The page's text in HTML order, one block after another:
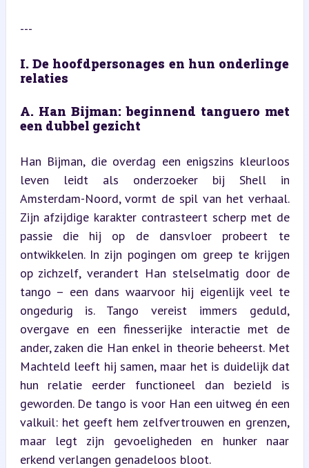
---
I. De hoofdpersonages en hun onderlinge
relaties
A. Han Bijman: beginnend tanguero met
een dubbel gezicht
Han Bijman, die overdag een enigszins kleurloos
leven leidt als onderzoeker bij Shell in
Amsterdam-Noord, vormt de spil van het verhaal.
Zijn afzijdige karakter contrasteert scherp met de
passie die hij op de dansvloer probeert te
ontwikkelen. In zijn pogingen om greep te krijgen
op zichzelf, verandert Han stelselmatig door de
tango – een dans waarvoor hij eigenlijk veel te
ongedurig is. Tango vereist immers geduld,
overgave en een finesserijke interactie met de
ander, zaken die Han enkel in theorie beheerst. Met
Machteld leeft hij samen, maar het is duidelijk dat
hun relatie eerder functioneel dan bezield is
geworden. De tango is voor Han een uitweg én een
valkuil: het geeft hem zelfvertrouwen en grenzen,
maar legt zijn gevoeligheden en hunker naar
erkend verlangen genadeloos bloot.